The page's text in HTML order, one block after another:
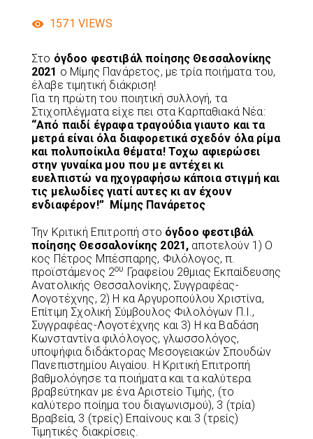
1571 VIEWS
Στο όγδοο φεστιβάλ ποίησης Θεσσαλονίκης
2021 ο Μίμης Πανάρετος, με τρία ποιήματα του,
έλαβε τιμητική διάκριση!
Για τη πρώτη του ποιητική συλλογή, τα
Στιχοπλέγματα είχε πει στα Καρπαθιακά Νέα:
“Από παιδί έγραφα τραγούδια γιαυτο και τα
μετρά είναι όλα διαφορετικά σχεδόν όλα ρίμα
και πολυποίκιλα θέματα! Τοχω αφιερώσει
στην γυναίκα μου που με αντέχει κι
ευελπιστώ να ηχογραφήσω κάποια στιγμή και
τις μελωδίες γιατί αυτες κι αν έχουν
ενδιαφέρον!” Μίμης Πανάρετος
Την Κριτική Επιτροπή στο όγδοο φεστιβάλ
ποίησης Θεσσαλονίκης 2021, αποτελούν 1) Ο
κος Πέτρος Μπέσπαρης, Φιλόλογος, π.
προϊστάμενος 2ου Γραφείου 2θμιας Εκπαίδευσης
Ανατολικής Θεσσαλονίκης, Συγγραφέας-
Λογοτέχνης, 2) Η κα Αργυροπούλου Χριστίνα,
Επίτιμη Σχολική Σύμβουλος Φιλολόγων Π.Ι.,
Συγγραφέας-Λογοτέχνης και 3) Η κα Βαδάση
Κωνσταντίνα φιλόλογος, γλωσσολόγος,
υποψήφια διδάκτορας Μεσογειακών Σπουδών
Πανεπιστημίου Αιγαίου. Η Κριτική Επιτροπή
βαθμολόγησε τα ποιήματα και τα καλύτερα
βραβεύτηκαν με ένα Αριστείο Τιμής, (το
καλύτερο ποίημα του διαγωνισμού), 3 (τρία)
Βραβεία, 3 (τρείς) Επαίνους και 3 (τρείς)
Τιμητικές διακρίσεις.